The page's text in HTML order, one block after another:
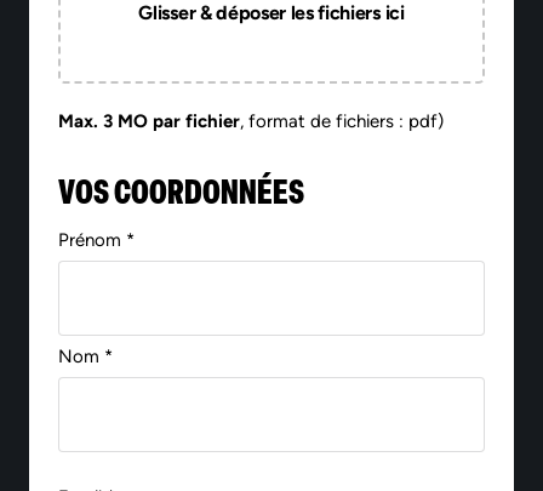
Glisser & déposer les fichiers ici
Max. 3 MO par fichier, format de fichiers : pdf)
VOS COORDONNÉES
Prénom *
Nom *